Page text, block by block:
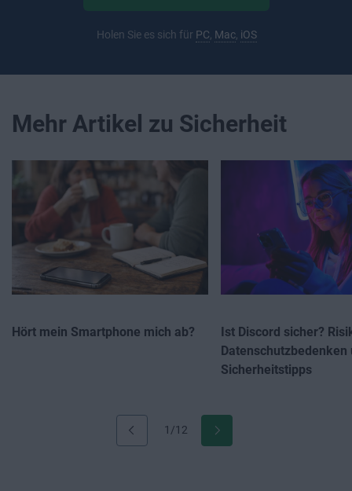
Holen Sie es sich für PC Mac, iOS
Mehr Artikel zu Sicherheit
1/12
Hört mein Smartphone mich ab?
Ist Discord sicher?
Datenschutzbedenken
Sicherheitstipps